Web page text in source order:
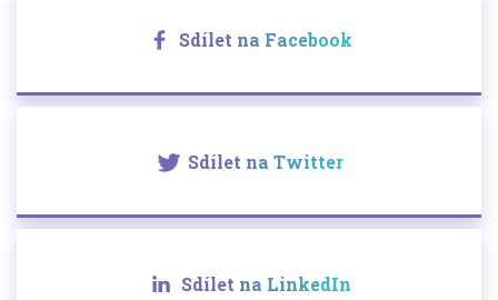
Sdílet na Facebook
Sdílet na Twitter
Sdílet na LinkedIn